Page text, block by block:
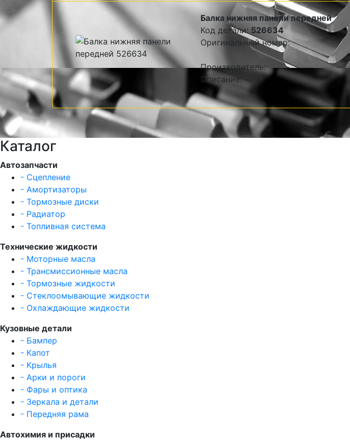
Балка нижняя панели передней
Код детали: 526634
Оригинальный номер:
Производитель:
Описание:
Каталог
Автозапчасти
- Сцепление
- Амортизаторы
- Тормозные диски
- Радиатор
- Топливная система
Технические жидкости
- Моторные масла
- Трансмиссионные масла
- Тормозные жидкости
- Стеклоомывающие жидкости
- Охлаждающие жидкости
Кузовные детали
- Бампер
- Капот
- Крылья
- Арки и пороги
- Фары и оптика
- Зеркала и детали
- Передняя рама
Автохимия и присадки